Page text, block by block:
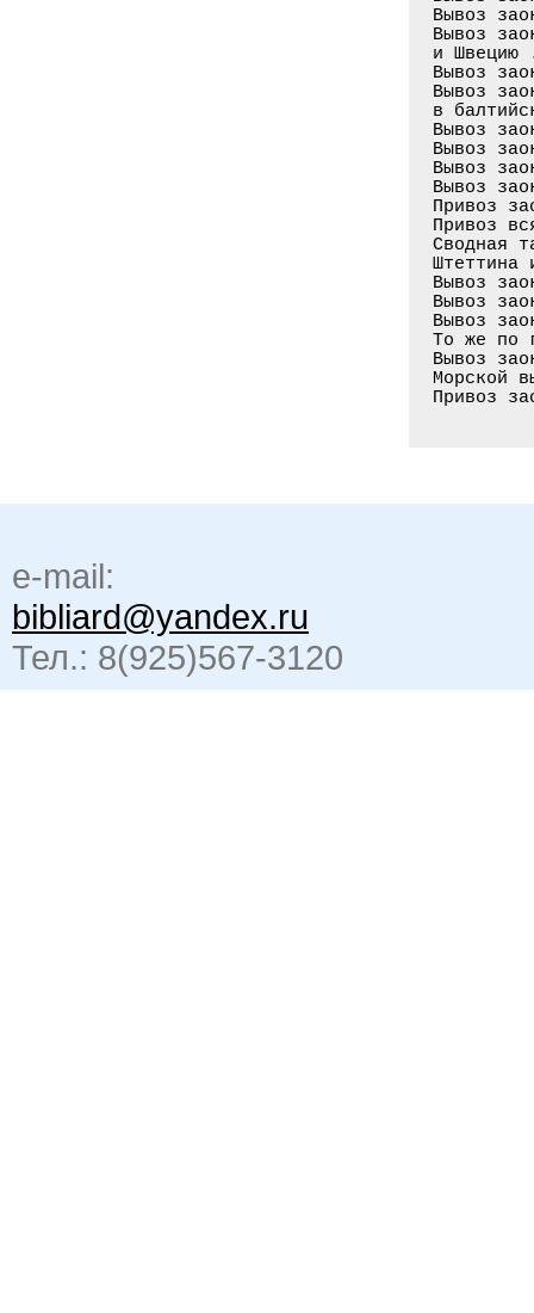
e-mail:
bibliard@yandex.ru
Тел.: 8(925)567-3120